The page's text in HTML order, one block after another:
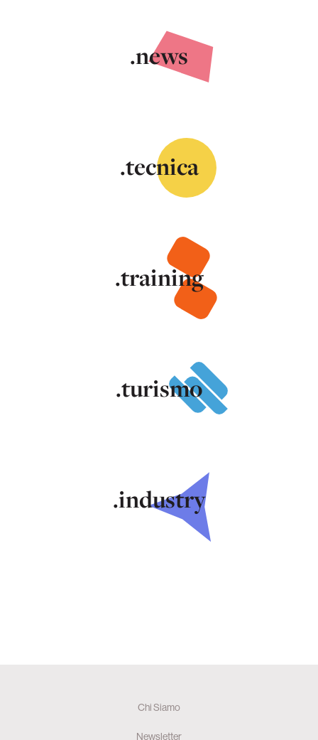
.news
.tecnica
.training
.turismo
.industry
Chi Siamo
Newsletter